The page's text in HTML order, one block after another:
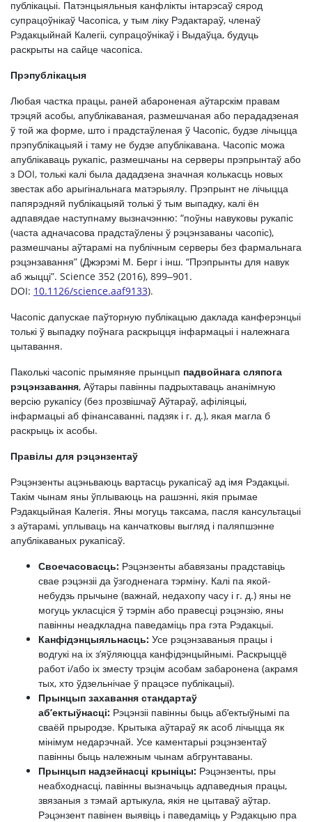
публікацыі. Патэнцыяльныя канфлікты інтарэсаў сярод
супрацоўнікаў Часопіса, у тым ліку Рэдактараў, членаў
Рэдакцыйнай Калегіі, супрацоўнікаў і Выдаўца, будуць
раскрыты на сайце часопіса.
Прэпублікацыя
Любая частка працы, раней абароненая аўтарскім правам
трэцяй асобы, апублікаваная, размешчаная або перададзеная
ў той жа форме, што і прадстаўленая ў Часопіс, будзе лічыцца
прэпублікацыяй і таму не будзе апублікавана. Часопіс можа
апублікаваць рукапіс, размешчаны на серверы прэпрынтаў або
з DOI, толькі калі была дададзена значная колькасць новых
звестак або арыгінальнага матэрыялу. Прэпрынт не лічыцца
папярэдняй публікацыяй толькі ў тым выпадку, калі ён
адпавядае наступнаму вызначэнню: “поўны навуковы рукапіс
(часта адначасова прадстаўлены ў рэцэнзаваны часопіс),
размешчаны аўтарамі на публічным серверы без фармальнага
рэцэнзавання” (Джэрэмі М. Берг і інш. “Прэпрынты для навук
аб жыцці”. Science 352 (2016), 899‒901.
DOI: 10.1126/science.aaf9133).
Часопіс дапускае паўторную публікацыю даклада канферэнцыі
толькі ў выпадку поўнага раскрыцця інфармацыі і належнага
цытавання.
Паколькі часопіс прымяняе прынцып падвойнага сляпога
рэцэнзавання, Аўтары павінны падрыхтаваць ананімную
версію рукапісу (без прозвішчаў Аўтараў, афіліяцыі,
інфармацыі аб фінансаванні, падзяк і г. д.), якая магла б
раскрыць іх асобы.
Правілы для рэцэнзентаў
Рэцэнзенты ацэньваюць вартасць рукапісаў ад імя Рэдакцыі.
Такім чынам яны ўплываюць на рашэнні, якія прымае
Рэдакцыйная Калегія. Яны могуць таксама, пасля кансультацыі
з аўтарамі, уплываць на канчатковы выгляд і паляпшэнне
апублікаваных рукапісаў.
Своечасовасць: Рэцэнзенты абавязаны прадставіць
свае рэцэнзіі да ўзгодненага тэрміну. ​​Калі па якой-
небудзь прычыне (важнай, недахопу часу і г. д.) яны не
могуць укласціся ў тэрмін або правесці рэцэнзію, яны
павінны неадкладна паведаміць пра гэта Рэдакцыі.
Канфідэнцыяльнасць: Усе рэцэнзаваныя працы і
водгукі на іх з’яўляюцца канфідэнцыйнымі. Раскрыццё
работ і/або іх зместу трэцім асобам забаронена (акрамя
тых, хто ўдзельнічае ў працэсе публікацыі).
Прынцып захавання стандартаў
аб’ектыўнасці: Рэцэнзіі павінны быць аб’ектыўнымі па
сваёй прыродзе. Крытыка аўтараў як асоб лічыцца як
мінімум недарэчнай. Усе каментарыі рэцэнзентаў
павінны быць належным чынам абгрунтаваны.
Прынцып надзейнасці крыніцы: Рэцэнзенты, пры
неабходнасці, павінны вызначыць адпаведныя працы,
звязаныя з тэмай артыкула, якія не цытаваў аўтар.
Рэцэнзент павінен выявіць і паведаміць у Рэдакцыю пра